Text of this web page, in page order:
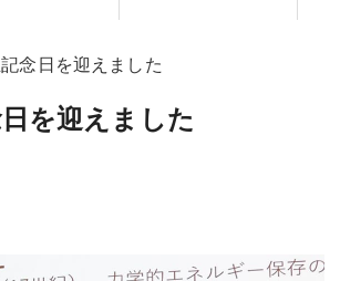
念日を迎えました
を迎えました